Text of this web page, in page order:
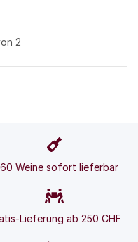
2
Weine sofort lieferbar
Lieferung ab 250 CHF